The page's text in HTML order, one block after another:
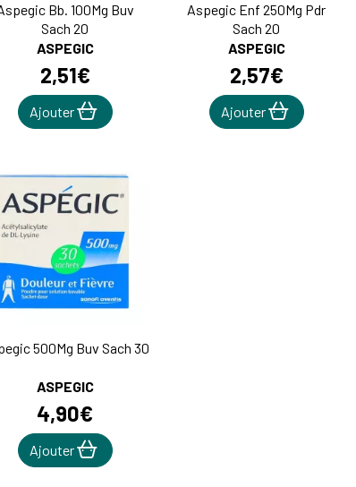
Bb. 100Mg Buv
Sach 20
ASPEGIC
2,51€
Ajouter
Aspegic Enf 250Mg Pdr
Sach 20
ASPEGIC
2,57€
Ajouter
500Mg Buv Sach 30
ASPEGIC
4,90€
Ajouter